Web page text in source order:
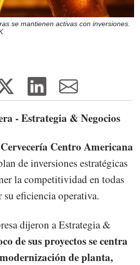
se mantienen activas con inversiones.
- Estrategia & Negocios
Centro Americana
de inversiones estratégicas
la competitividad en todas
su eficiencia operativa.
dijeron a Estrategia &
de sus proyectos se centra
de planta,